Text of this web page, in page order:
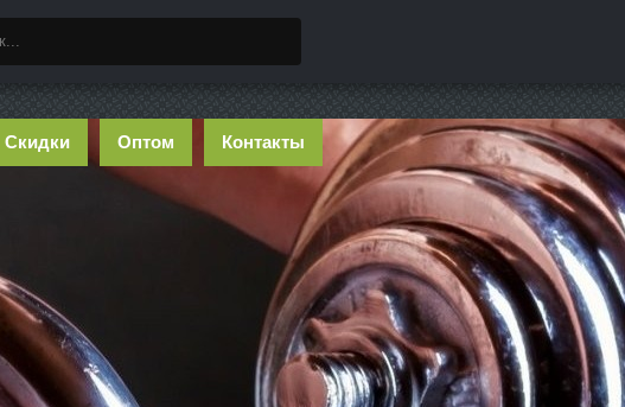
Скидки Оптом Контакты